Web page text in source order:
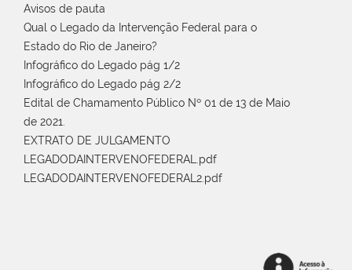
Avisos de pauta
Qual o Legado da Intervenção Federal para o
Estado do Rio de Janeiro?
Infográfico do Legado pág 1/2
Infográfico do Legado pág 2/2
Edital de Chamamento Público Nº 01 de 13 de Maio
de 2021.
EXTRATO DE JULGAMENTO
LEGADODAINTERVENOFEDERAL.pdf
LEGADODAINTERVENOFEDERAL2.pdf